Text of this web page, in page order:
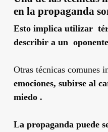
en la propaganda
Esto implica utilizar
describir a un
Otras técnicas comunes
emociones, subirse al
miedo .
La propaganda puede